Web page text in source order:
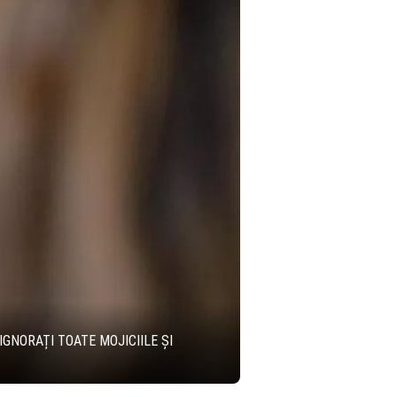
TOATE MOJICIILE ȘI